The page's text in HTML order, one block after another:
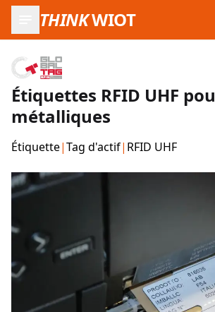
THINKWIOT
Étiquettes RFID UHF
métalliques
Étiquette|Tag d'actif| RFID UHF
Images du produit